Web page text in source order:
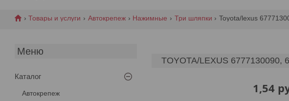
Товары и услуги Автокрепеж Нажимные Три шляпки Toyota/lexus
Каталог
Автокрепеж
TOYOTA/LEXUS
1,54